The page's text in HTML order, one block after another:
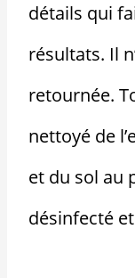
détails qui
résultats. Il
retournée.
nettoyé de
et du sol au
désinfecté